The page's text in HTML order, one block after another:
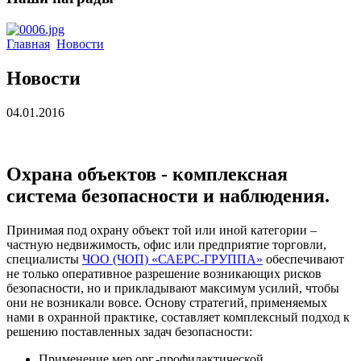
Главная Новости
Новости
04.01.2016
Охрана объектов - комплексная
система безопасности и наблюдения.
Принимая под охрану объект той или иной категории –
частную недвижимость, офис или предприятие торговли,
специалисты ЧОО (ЧОП) «САЕРС-ГРУППА» обеспечивают
не только оперативное разрешение возникающих рисков
безопасности, но и прикладывают максимум усилий, чтобы
они не возникали вовсе. Основу стратегий, применяемых
нами в охранной практике, составляет комплексный подход к
решению поставленных задач безопасности: